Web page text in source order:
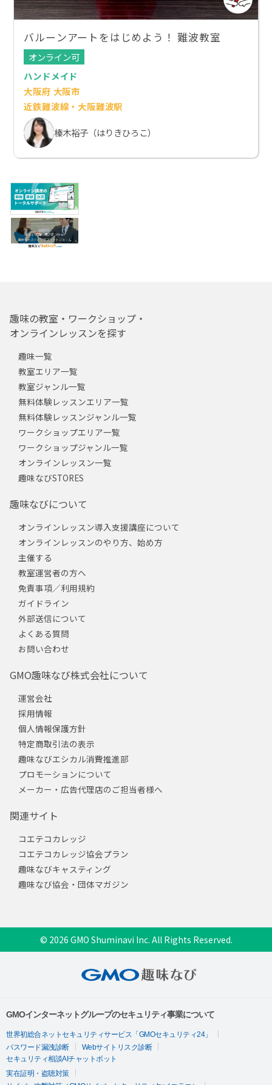
バルーンアートをはじめよう！ 難波教室
オンライン可
ハンドメイド
大阪府 大阪市
近鉄難波線・大阪難波駅
榛木裕子（はりきひろこ）
趣味の教室・ワークショップ・
オンラインレッスンを探す
趣味一覧
教室エリア一覧
教室ジャンル一覧
無料体験レッスンエリア一覧
無料体験レッスンジャンル一覧
ワークショップエリア一覧
ワークショップジャンル一覧
オンラインレッスン一覧
趣味なびSTORES
趣味なびについて
オンラインレッスン導入支援講座について
オンラインレッスンのやり方、始め方
主催する
教室運営者の方へ
免責事項／利用規約
ガイドライン
外部送信について
よくある質問
お問い合わせ
GMO趣味なび株式会社について
運営会社
採用情報
個人情報保護方針
特定商取引法の表示
趣味なびエシカル消費推進部
プロモーションについて
メーカー・広告代理店のご担当者様へ
関連サイト
コエテコカレッジ
コエテコカレッジ協会プラン
趣味なびキャスティング
趣味なび協会・団体マガジン
© 2026 GMO Shuminavi Inc. All Rights Reserved.